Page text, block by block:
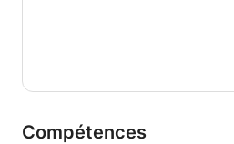
Compétences